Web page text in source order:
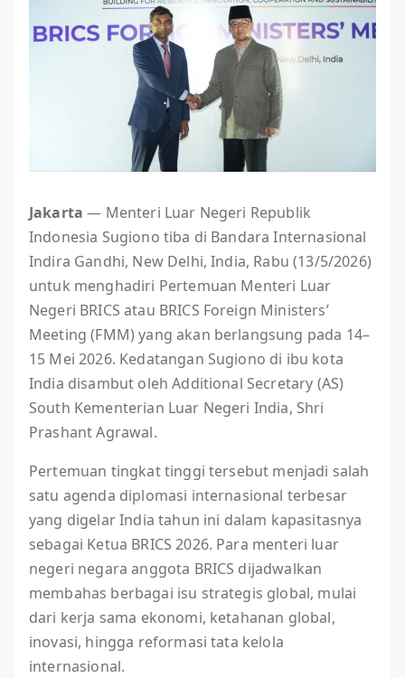
Jakarta— Menteri Luar Negeri Republik
Indonesia Sugiono tiba di Bandara Internasional
Indira Gandhi, New Delhi, India, Rabu (13/5/2026)
untuk menghadiri Pertemuan Menteri Luar
Negeri BRICS atau BRICS Foreign Ministers’
Meeting (FMM) yang akan berlangsung pada 14–
15 Mei 2026. Kedatangan Sugiono di ibu kota
India disambut oleh Additional Secretary (AS)
South Kementerian Luar Negeri India, Shri
Prashant Agrawal.
Pertemuan tingkat tinggi tersebut menjadi salah
satu agenda diplomasi internasional terbesar
yang digelar India tahun ini dalam kapasitasnya
sebagai Ketua BRICS 2026. Para menteri luar
negeri negara anggota BRICS dijadwalkan
membahas berbagai isu strategis global, mulai
dari kerja sama ekonomi, ketahanan global,
inovasi, hingga reformasi tata kelola
internasional.